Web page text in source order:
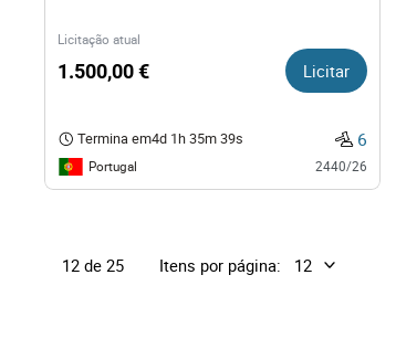
Licitação atual
1.500,00 € Licitar
Termina em4d 1h 35m 38s 6
Portugal 2440/26
12 de 25 Itens por página: